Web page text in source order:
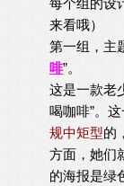
每个组的设
来看哦）
第一组，主
啡”。
这是一款老
喝咖啡”。
规中矩型的
方面，她们
的海报是绿